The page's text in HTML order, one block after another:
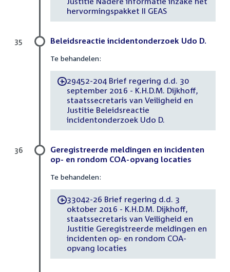
hervormingspakket II GEAS
Beleidsreactie incidentonderzoek Udo D.
Te behandelen:
-29452-204 Brief regering d.d. 30
september 2016 - K.H.D.M. Dijkhoff,
staatssecretaris van Veiligheid en
Justitie Beleidsreactie
incidentonderzoek Udo D.
35
Geregistreerde meldingen en incidenten
op- en rondom COA-opvang locaties
Te behandelen:
-33042-26 Brief regering d.d. 3
oktober 2016 - K.H.D.M. Dijkhoff,
staatssecretaris van Veiligheid en
Justitie Geregistreerde meldingen en
incidenten op- en rondom COA-
opvang locaties
36